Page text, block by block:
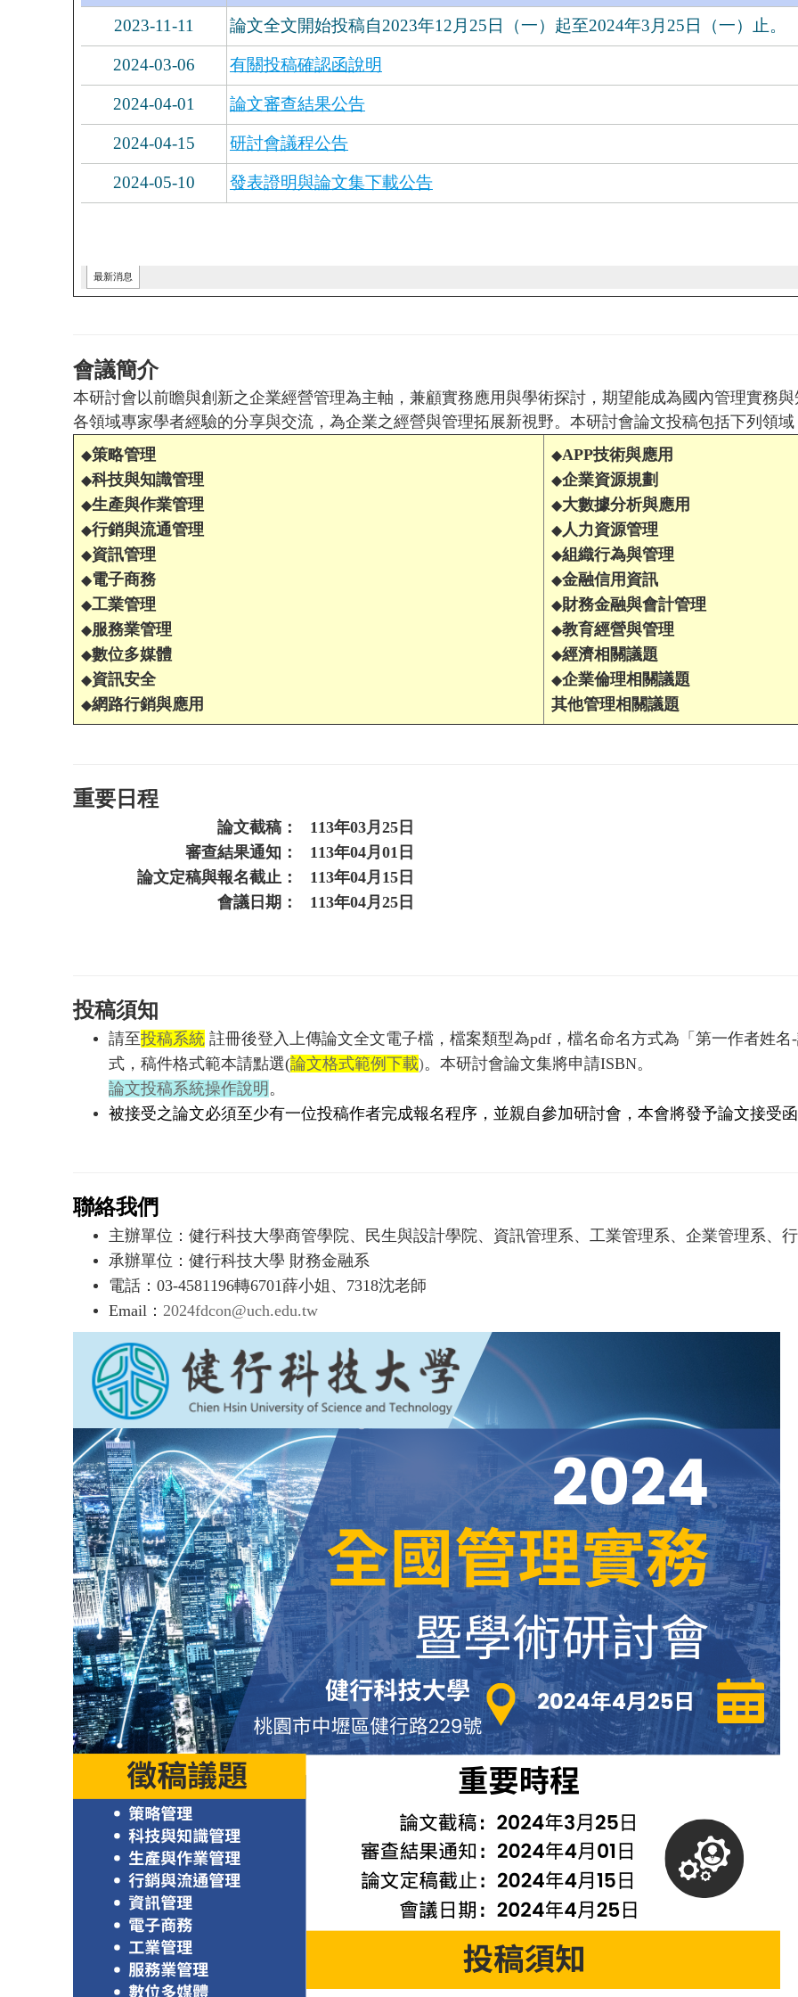
會議簡介
本研討會以前瞻與創新之企業經營管理為主軸，兼顧實務應用與學術探討，期望能成為國內管理實務
各領域專家學者經驗的分享與交流，為企業之經營與管理拓展新視野。本研討會論文投稿包括下列領域
◆策略管理
◆科技與知識管理
◆生產與作業管理
◆行銷與流通管理
◆資訊管理
◆電子商務
◆工業管理
◆服務業管理
◆數位多媒體
◆資訊安全
◆網路行銷與應用
◆APP技術與應用
◆企業資源規劃
◆大數據分析與應用
◆人力資源管理
◆組織行為與管理
◆金融信用資訊
◆財務金融與會計管理
◆教育經營與管理
◆經濟相關議題
◆企業倫理相關議題
其他管理相關議題
重要日程
論文截稿：
113年03月25日
審查結果通知：
113年04月01日
論文定稿與報名截止：
113年04月15日
會議日期：
113年04月25日
投稿須知
請至投稿系統 註冊後登入上傳論文全文電子檔，檔案類型為pdf，檔名命名方式為「第一作者姓
式，稿件格式範本請點選(論文格式範例下載)。本研討會論文集將申請ISBN。
論文投稿系統操作說明 。
被接受之論文必須至少有一位投稿作者完成報名程序，並親自參加研討會，本會將發予論文接受
聯絡我們
主辦單位： 健行科技大學商管學院、民生與設計學院、資訊管理系、工業管理系、企業管理系、
承辦單位：健行科技大學 財務金融系
電話：03-4581196轉6701薛小姐、7318沈老師
Email： 2024fdcon@uch.edu.tw